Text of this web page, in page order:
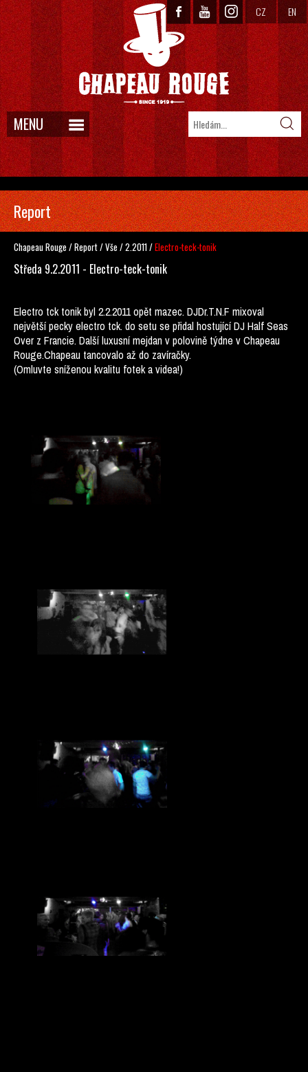
CZ EN
MENU
Report
Chapeau Rouge /Report/Vše /2.2011/Electro-teck-tonik
Středa 9.2.2011 - Electro-teck-tonik
Electro tck tonik byl 2.2.2011 opět mazec. DJDr.T.N.F mixoval
největší pecky electro tck. do setu se přidal hostující DJ Half Seas
Over z Francie. Další luxusní mejdan v polovině týdne v Chapeau
Rouge.Chapeau tancovalo až do zavíračky.
(Omluvte sníženou kvalitu fotek a videa!)